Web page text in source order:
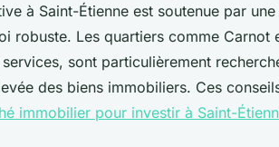
à Saint-Étienne est soutenue par
robuste. Les quartiers comme Carnot
sont particulièrement
des biens immobiliers. Ces
immobilier pour investir à Saint-